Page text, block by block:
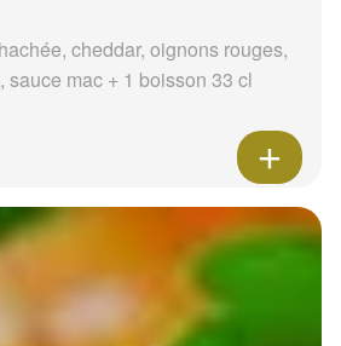
cheddar, oignons rouges,
sauce mac + 1 boisson 33 cl